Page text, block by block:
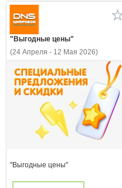
"Выгодные цены"
(24 Апреля - 12 Мая 2026)
"Выгодные цены"